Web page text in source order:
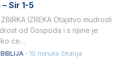
Sir 1-5
IZREKA Otajstvo mudrosti
od Gospoda i s njime je
će…
· 10 minute čitanja